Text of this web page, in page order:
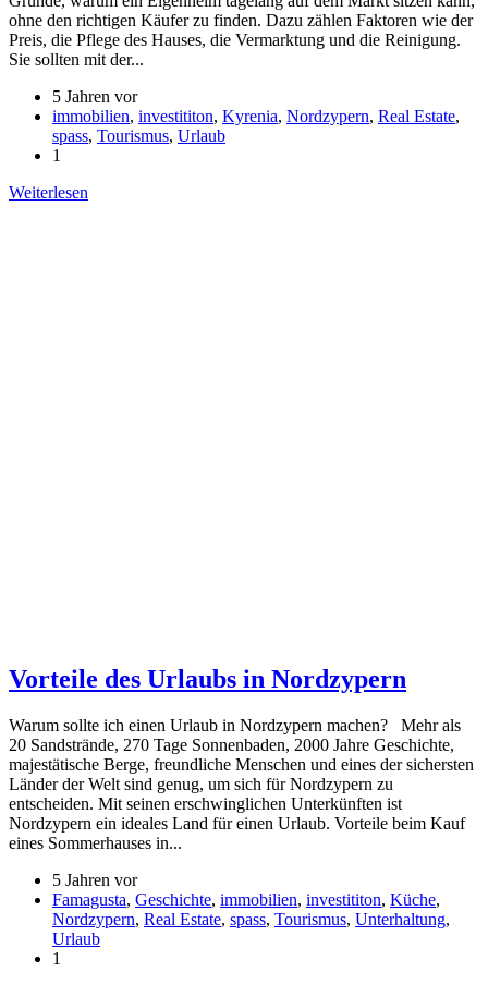
ohne den richtigen Käufer zu finden. Dazu zählen Faktoren wie der
Preis, die Pflege des Hauses, die Vermarktung und die Reinigung.
Sie sollten mit der...
5 Jahren vor
immobilien, investititon, Kyrenia, Nordzypern, Real Estate,
spass, Tourismus, Urlaub
1
Weiterlesen
Vorteile des Urlaubs in Nordzypern
Warum sollte ich einen Urlaub in Nordzypern machen? Mehr als
20 Sandstrände, 270 Tage Sonnenbaden, 2000 Jahre Geschichte,
majestätische Berge, freundliche Menschen und eines der sichersten
Länder der Welt sind genug, um sich für Nordzypern zu
entscheiden. Mit seinen erschwinglichen Unterkünften ist
Nordzypern ein ideales Land für einen Urlaub. Vorteile beim Kauf
eines Sommerhauses in...
5 Jahren vor
Famagusta, Geschichte, immobilien, investititon, Küche,
Nordzypern, Real Estate, spass, Tourismus, Unterhaltung,
Urlaub
1